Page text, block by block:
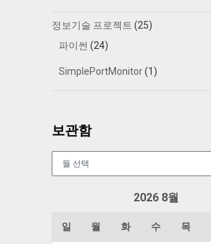
정보기술 프로젝트 (25)
파이썬 (24)
SimplePortMonitor(1)
보관함
2026 8월
일 월 화 수 목